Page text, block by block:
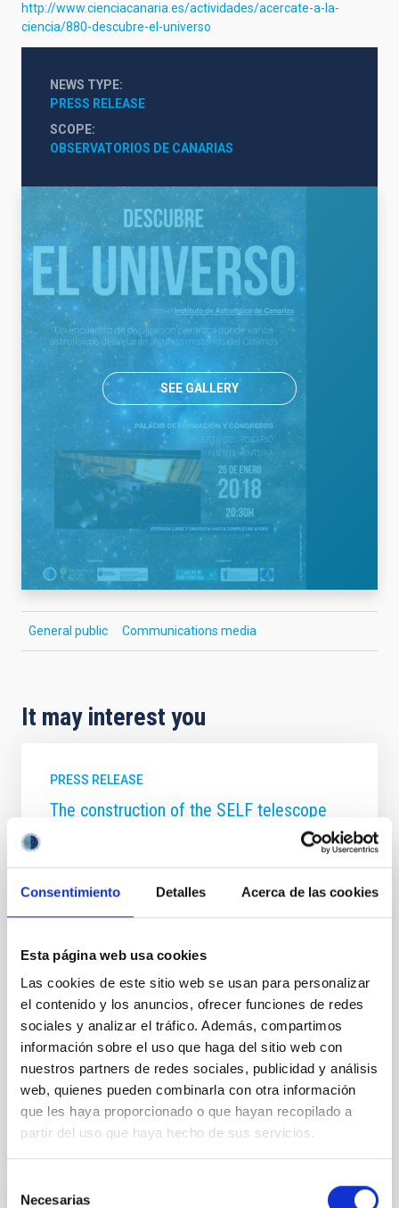
Consentimiento Detalles Acerca de las cookies
Esta página web usa cookies
Las cookies de este sitio web se usan para personalizar
el contenido y los anuncios, ofrecer funciones de redes
sociales y analizar el tráfico. Además, compartimos
información sobre el uso que haga del sitio web con
nuestros partners de redes sociales, publicidad y análisis
web, quienes pueden combinarla con otra información
que les haya proporcionado o que hayan recopilado a
partir del uso que haya hecho de sus servicios.
Necesarias
http://www.cienciacanaria.es/actividades/acercate-a-la-
ciencia/880-descubre-el-universo
NEWS TYPE
PRESS RELEASE
SCOPE
OBSERVATORIOS DE CANARIAS
SEE GALLERY
General public Communications media
It may interest you
PRESS RELEASE
The construction of the SELF telescope
progresses with the arrival of its main
The Instituto de Astrofísica de Canarias (IAC)
facilities. The structure, shipped from the Basque
Country, marks a new milestone in the development
of this scientific and technological project. The
assembly has been received at the IACTec Building,
located in the Las Mantecas Science and Technology
Park (La Laguna, Santa Cruz de Tenerife), a strategic
site dedicated to the design, integration and
validation of advanced astronomical
Advertised on 01/29/2026 - 10:52:37